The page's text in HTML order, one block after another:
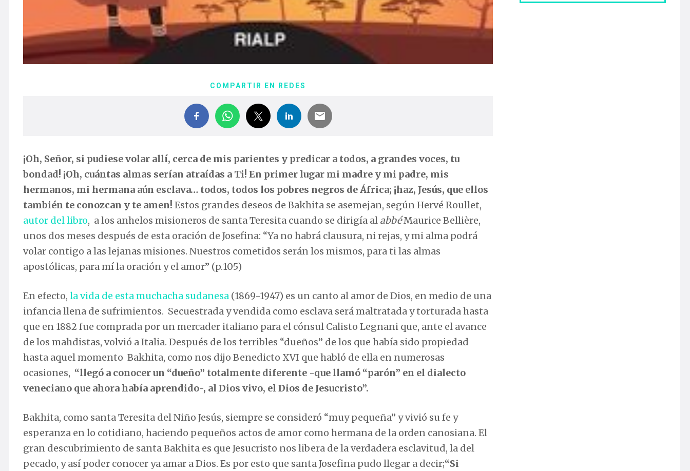
COMPARTIR EN REDES
¡Oh, Señor, si pudiese volar allí, cerca de mis parientes y predicar a todos, a grandes voces, tu
bondad! ¡Oh, cuántas almas serían atraídas a Ti! En primer lugar mi madre y mi padre, mis
hermanos, mi hermana aún esclava… todos, todos los pobres negros de África; ¡haz, Jesús, que ellos
también te conozcan y te amen! Estos grandes deseos de Bakhita se asemejan, según Hervé Roullet,
autor del libro, a los anhelos misioneros de santa Teresita cuando se dirigía al abbéMaurice Bellière,
unos dos meses después de esta oración de Josefina: “Ya no habrá clausura, ni rejas, y mi alma podrá
volar contigo a las lejanas misiones. Nuestros cometidos serán los mismos, para ti las almas
apostólicas, para mí la oración y el amor” (p.105)
En efecto, la vida de esta muchacha sudanesa (1869-1947) es un canto al amor de Dios, en medio de una
infancia llena de sufrimientos. Secuestrada y vendida como esclava será maltratada y torturada hasta
que en 1882 fue comprada por un mercader italiano para el cónsul Calisto Legnani que, ante el avance
de los mahdistas, volvió a Italia. Después de los terribles “dueños” de los que había sido propiedad
hasta aquel momento Bakhita, como nos dijo Benedicto XVI que habló de ella en numerosas
ocasiones, “llegó a conocer un “dueño” totalmente diferente -que llamó “parón” en el dialecto
veneciano que ahora había aprendido-, al Dios vivo, el Dios de Jesucristo”.
Bakhita, como santa Teresita del Niño Jesús, siempre se consideró “muy pequeña” y vivió su fe y
esperanza en lo cotidiano, haciendo pequeños actos de amor como hermana de la orden canosiana. El
gran descubrimiento de santa Bakhita es que Jesucristo nos libera de la verdadera esclavitud, la del
pecado, y así poder conocer ya amar a Dios. Es por esto que santa Josefina pudo llegar a decir;“Si